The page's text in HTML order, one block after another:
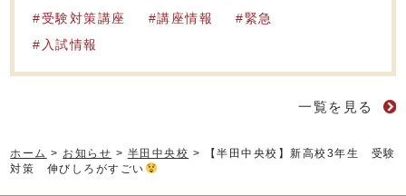
受験対策講座
講座情報
緊急
入試情報
一覧を見る
ホーム > お知らせ > 半田中央校 >
【半田中央校】新高校3年生 受験
対策 伸びしろがすごい